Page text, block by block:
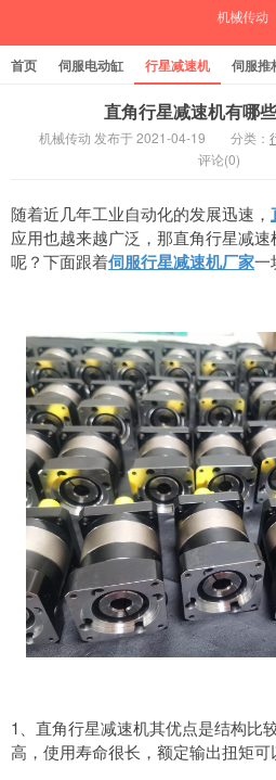
首页 伺服电动缸 行星减速机 伺服推
气缸
直角行星减速机有哪
机械传动 发布于 2021-04-19 分类：
评论(0)
随着近几年工业自动化的发展迅速，
应用也越来越广泛，那直角行星减
呢？下面跟着伺服行星减速机厂家一
1、直角行星减速机其优点是结构比
高，使用寿命很长，额定输出扭矩可